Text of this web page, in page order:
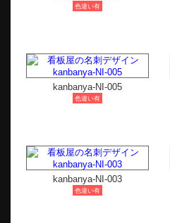
色違い有
kanbanya-NI-005
色違い有
kanbanya-NI-003
色違い有